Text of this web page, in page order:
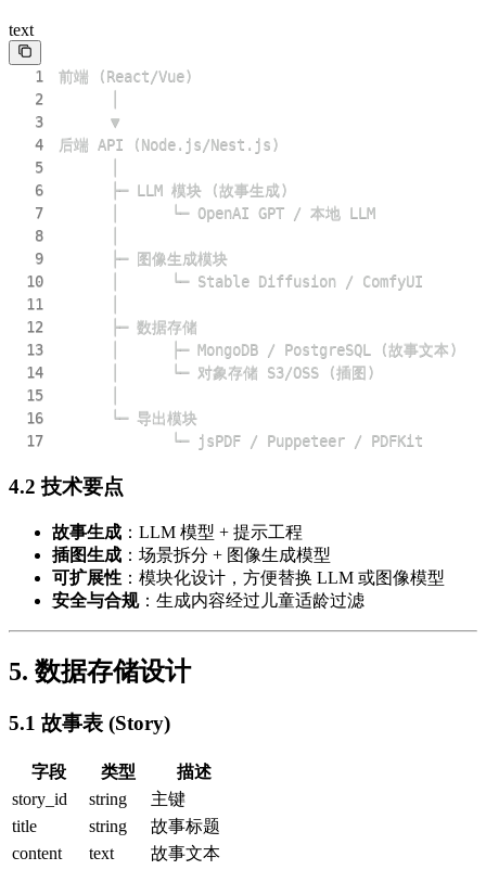
text
1
2
3
      ▼
4
5
6
7
      │      └─ OpenAI GPT / 本地 LLM
8
9
      ├─ 图像生成模块
10
11
12
13
14
15
16
      └─ 导出模块
17
             └─ jsPDF / Puppeteer / PDFKit
4.2 技术要点
故事生成 ：LLM 模型 + 提示工程
插图生成 ：场景拆分 + 图像生成模型
可扩展性 ：模块化设计，方便替换 LLM 或图像模型
安全与合规：生成内容经过儿童适龄过滤
5. 数据存储设计
5.1 故事表 (Story)
字段 类型
描述
story_id
string
主键
title
string
故事标题
content
text
故事文本